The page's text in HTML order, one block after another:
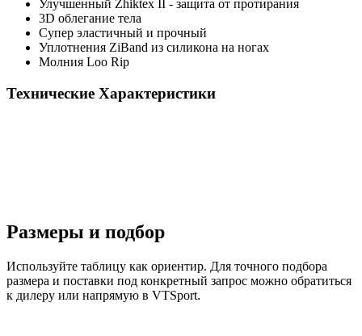
Улучшенный Zhiktex II - защита от протирания
3D облегание тела
Супер эластичный и прочный
Уплотнения ZiBand из силикона на ногах
Молния Loo Rip
Технические Характеристики
Размеры и подбор
Используйте таблицу как ориентир. Для точного подбора
размера и поставки под конкретный запрос можно обратиться
к дилеру или напрямую в VTSport.